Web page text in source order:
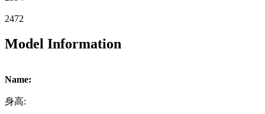
2472
Model Information
Name:
身高: